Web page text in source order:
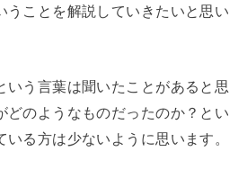
うことを解説していきたいと思い
いう言葉は聞いたことがあると思
どのようなものだったのか？とい
いる方は少ないように思います。